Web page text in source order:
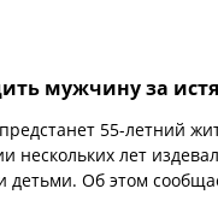
мужчину за
55-летний
нескольких лет
Об этом